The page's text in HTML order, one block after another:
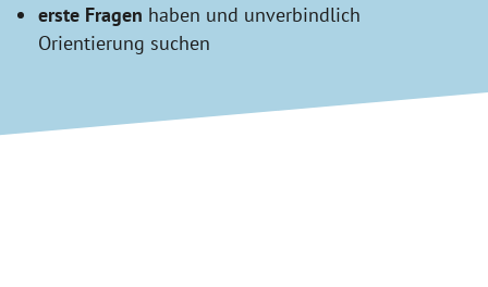
erste Fragen haben und unverbindlich
Orientierung suchen